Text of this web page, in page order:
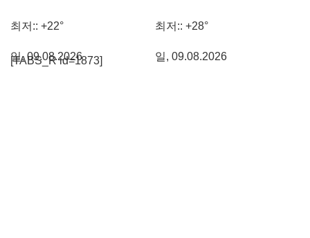
최저:: +22°
일, 09.08.2026
최저:: +28°
일, 09.08.2026
[TABS_R id=1873]